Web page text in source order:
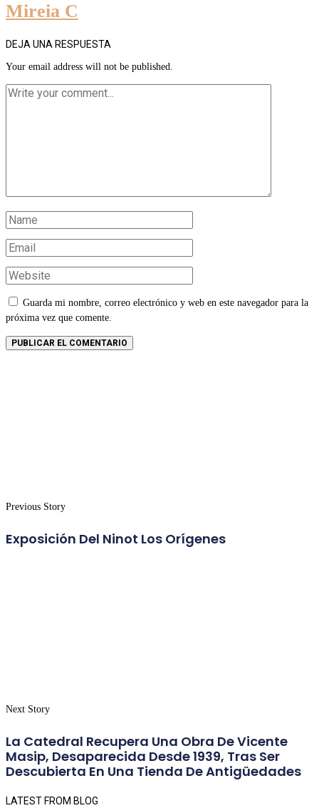
Mireia C
DEJA UNA RESPUESTA
Your email address will not be published.
Guarda mi nombre, correo electrónico y web en este navegador para la
próxima vez que comente.
Previous Story
Exposición Del Ninot Los Orígenes
Next Story
La Catedral Recupera Una Obra De Vicente
Masip, Desaparecida Desde 1939, Tras Ser
Descubierta En Una Tienda De Antigüedades
LATEST FROM BLOG